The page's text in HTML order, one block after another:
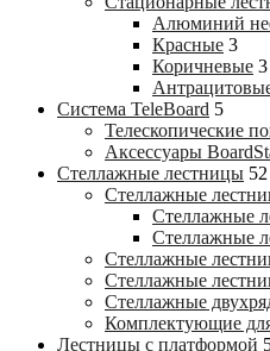
Алюминий
Красные 3
Коричневые 3
Система TeleBoard 5
Телескопические
Аксессуары
Стеллажные лестницы 52
Стеллажные
Стеллажные
Стеллажные
Стеллажные
Стеллажные
Стеллажные
Комплектующие
Лестницы с платформой